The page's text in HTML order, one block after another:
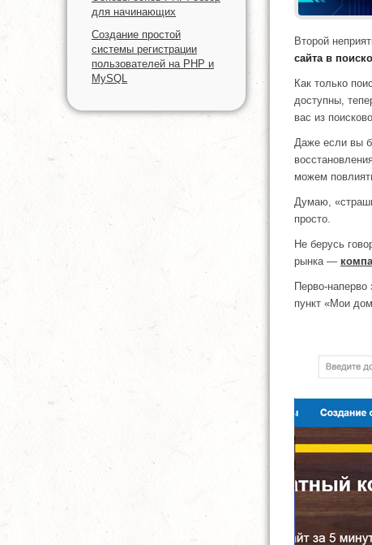
для начинающих
Создание простой
системы регистрации
пользователей на PHP и
MySQL
Второй
сайта в
Как только
доступны,
вас из
Даже если вы
можем
Думаю,
просто.
Не берусь
рынка —
Перво-
пункт «Мои